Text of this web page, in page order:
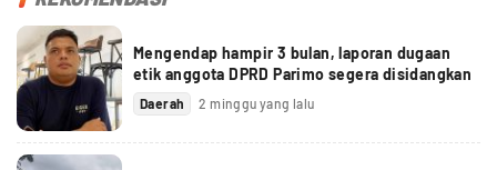
Mengendap hampir 3 bulan, laporan dugaan
etik anggota DPRD Parimo segera disidangkan
Daerah 2 minggu yang lalu